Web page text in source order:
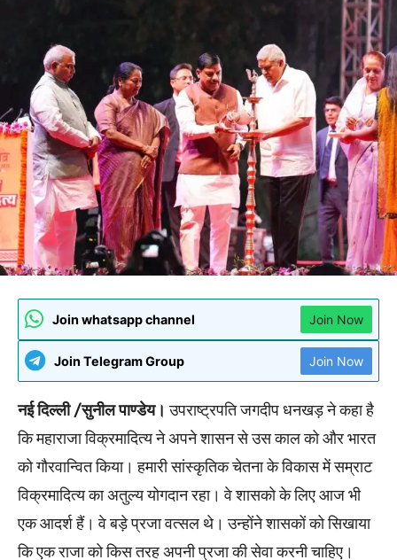
Join whatsapp channel Join Now
Join Telegram Group Join Now
नई दिल्ली /सुनील पाण्डेय। उपराष्ट्रपति जगदीप धनखड़ ने कहा है
कि महाराजा विक्रमादित्य ने अपने शासन से उस काल को और भारत
को गौरवान्वित किया। हमारी सांस्कृतिक चेतना के विकास में सम्राट
विक्रमादित्य का अतुल्य योगदान रहा। वे शासको के लिए आज भी
एक आदर्श हैं। वे बड़े प्रजा वत्सल थे। उन्होंने शासकों को सिखाया
कि एक राजा को किस तरह अपनी प्रजा की सेवा करनी चाहिए।